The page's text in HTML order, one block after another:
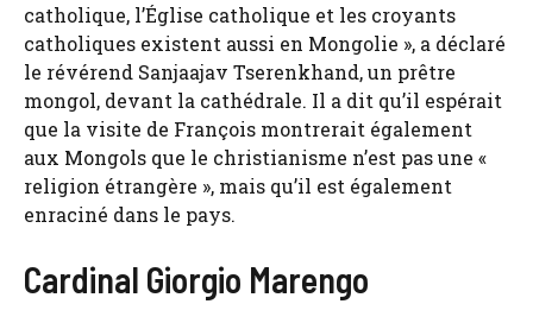
catholique, l’Église catholique et les croyants
catholiques existent aussi en Mongolie », a déclaré
le révérend Sanjaajav Tserenkhand, un prêtre
mongol, devant la cathédrale. Il a dit qu’il espérait
que la visite de François montrerait également
aux Mongols que le christianisme n’est pas une «
religion étrangère », mais qu’il est également
enraciné dans le pays.
Cardinal Giorgio Marengo